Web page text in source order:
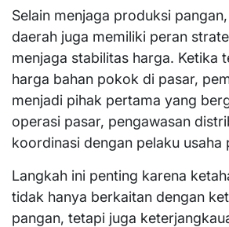
Selain menjaga produksi
daerah juga memiliki peran
menjaga stabilitas harga. Ketika
harga bahan pokok di pasar,
menjadi pihak pertama yang
operasi pasar, pengawasan
koordinasi dengan pelaku usaha
Langkah ini penting karena
tidak hanya berkaitan dengan
pangan, tetapi juga